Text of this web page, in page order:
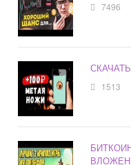
7496
СКАЧАТЬ
1513